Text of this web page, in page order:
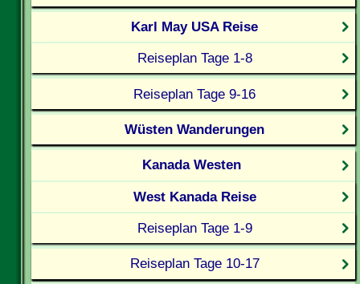
Karl May USA Reise
Reiseplan Tage 1-8
Reiseplan Tage 9-16
Wüsten Wanderungen
Kanada Westen
West Kanada Reise
Reiseplan Tage 1-9
Reiseplan Tage 10-17